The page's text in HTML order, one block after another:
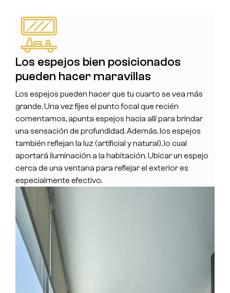
Los espejos bien posicionados
pueden hacer maravillas
Los espejos pueden hacer que tu cuarto se vea más
grande. Una vez fijes el punto focal que recién
comentamos, apunta espejos hacia allí para brindar
una sensación de profundidad. Además, los espejos
también reflejan la luz (artificial y natural), lo cual
aportará iluminación a la habitación. Ubicar un espejo
cerca de una ventana para reflejar el exterior es
especialmente efectivo.